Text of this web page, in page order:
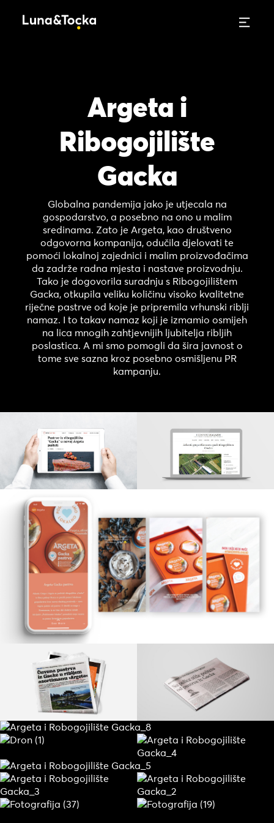
Argeta i
Ribogojilište
Gacka
Globalna pandemija jako je utjecala na
gospodarstvo, a posebno na ono u malim
sredinama. Zato je Argeta, kao društveno
odgovorna kompanija, odučila djelovati te
pomoći lokalnoj zajednici i malim proizvođačima
da zadrže radna mjesta i nastave proizvodnju.
Tako je dogovorila suradnju s Ribogojilištem
Gacka, otkupila veliku količinu visoko kvalitetne
riječne pastrve od koje je pripremila vrhunski riblji
namaz. I to takav namaz koji je izmamio osmijeh
na lica mnogih zahtjevnijih ljubitelja ribljih
poslastica. A mi smo pomogli da šira javnost o
tome sve sazna kroz posebno osmišljenu PR
kampanju.